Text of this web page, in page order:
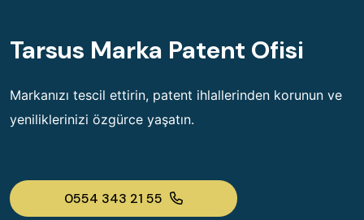
Tarsus Marka Patent Ofisi
Markanızı tescil ettirin, patent ihlallerinden korunun ve
yeniliklerinizi özgürce yaşatın.
0554 343 21 55